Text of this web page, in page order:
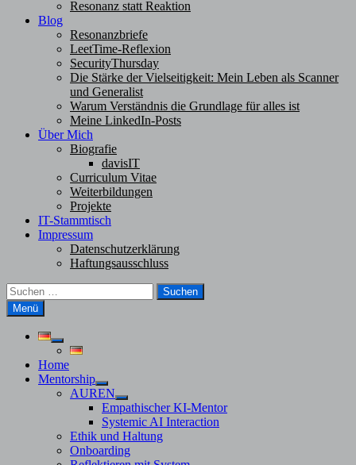
Resonanz statt Reaktion
Blog
Resonanzbriefe
LeetTime-Reflexion
SecurityThursday
Die Stärke der Vielseitigkeit: Mein Leben als Scanner
und Generalist
Warum Verständnis die Grundlage für alles ist
Meine LinkedIn-Posts
Über Mich
Biografie
davisIT
Curriculum Vitae
Weiterbildungen
Projekte
IT-Stammtisch
Impressum
Datenschutzerklärung
Haftungsausschluss
Suchen
nach:
Menü
Untermenü
anzeigen
Home
Mentorship
Untermenü
anzeigen
AUREN
Untermenü
anzeigen
Empathischer KI-Mentor
Systemic AI Interaction
Ethik und Haltung
Onboarding